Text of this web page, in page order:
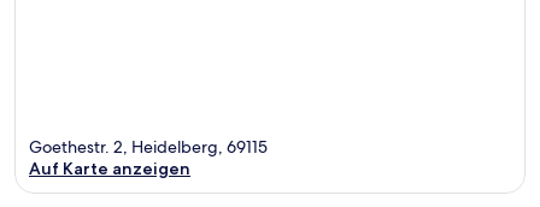
Goethestr. 2, Heidelberg, 69115
Auf Karte anzeigen